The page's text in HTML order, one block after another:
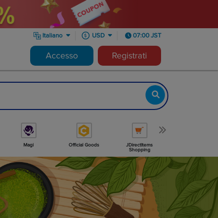
Italiano USD 07:00 JST
Accesso Registrati
Magi Official Goods
JDirectItems
Shopping